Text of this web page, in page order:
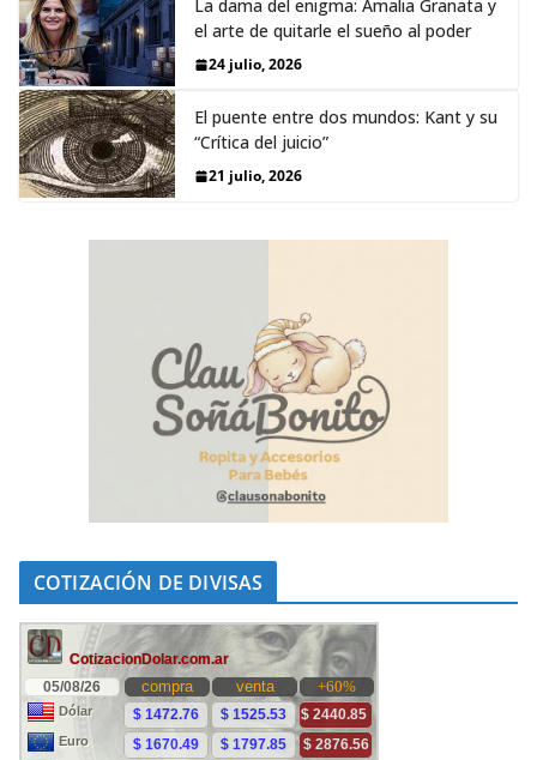
La dama del enigma: Amalia Granata y
el arte de quitarle el sueño al poder
24 julio, 2026
El puente entre dos mundos: Kant y su
“Crítica del juicio”
21 julio, 2026
COTIZACIÓN DE DIVISAS